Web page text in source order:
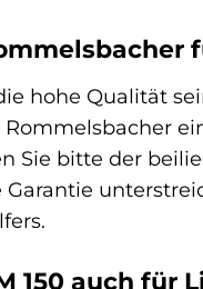
hohe Qualität
Sie bitte der
Garantie
150 auch für